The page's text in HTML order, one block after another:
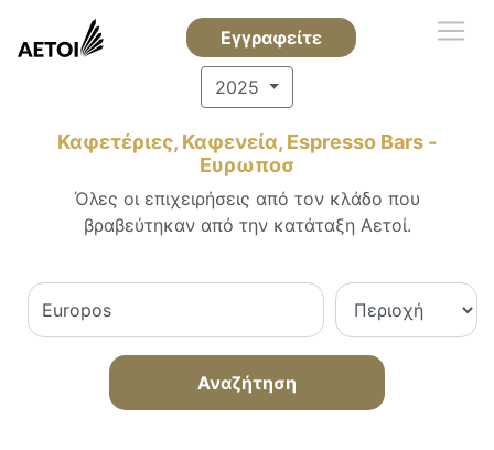
Εγγραφείτε
2025
Καφετέριες, Καφενεία, Espresso Bars -
Ευρωποσ
Όλες οι επιχειρήσεις από τον κλάδο που
βραβεύτηκαν από την κατάταξη Αετοί.
Αναζήτηση